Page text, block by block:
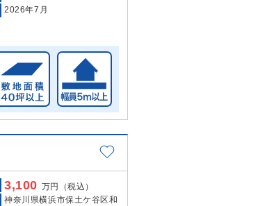
2026年7月
3,100 万円（税込）
神奈川県横浜市保土ケ谷区和